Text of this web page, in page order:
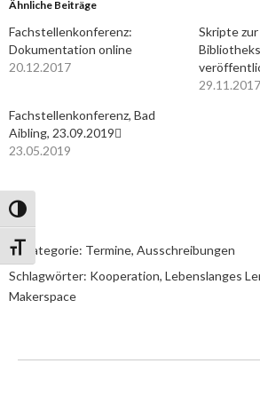
Umschalten auf hohe Kontraste
Schrift vergrößern
Ähnliche Beiträge
Fachstellenkonferenz:
Dokumentation online
20.12.2017
Skripte
29.11.2017
Fachstellenkonferenz, Bad
Aibling, 23.09.2019
23.05.2019
In Kategorie: Termine, Ausschreibungen
Schlagwörter: Kooperation, Lebenslanges
Makerspace